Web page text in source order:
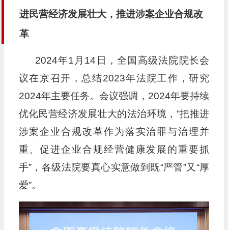
进民营经济发展壮大，推进涉案企业合规改
革
2024年1月14日，全国高级法院院长会
议在京召开，总结2023年法院工作，研究
2024年主要任务。会议强调，2024年要持续
优化民营经济发展壮大的法治环境，“把推进
涉案企业合规改革作为落实治罪与治理并
重、促进企业合规经营健康发展的重要抓
手”，各级法院要真心实意做到既“严管”又“厚
爱”。